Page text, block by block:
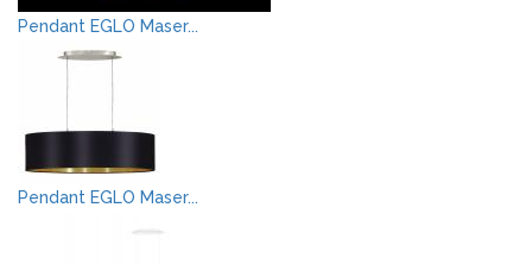
Pendant EGLO Maser...
Pendant EGLO Maser...